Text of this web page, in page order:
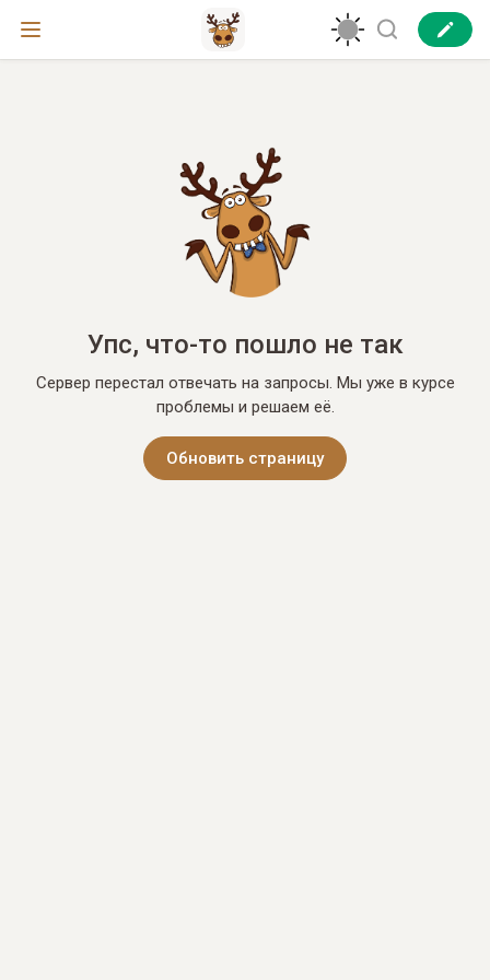
Упс, что-то пошло не так
Сервер перестал отвечать на запросы. Мы уже в курсе
проблемы и решаем её.
Обновить страницу